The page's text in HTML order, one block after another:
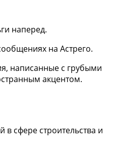
наперед.
на Астрего.
написанные с грубыми
акцентом.
в сфере строительства и